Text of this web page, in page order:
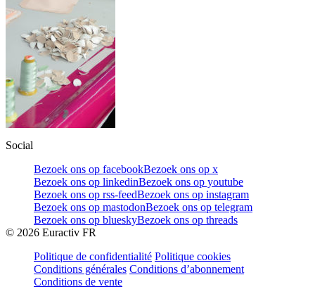
Social
Bezoek ons op facebookBezoek ons op x
Bezoek ons op linkedinBezoek ons op youtube
Bezoek ons op rss-feedBezoek ons op instagram
Bezoek ons op mastodonBezoek ons op telegram
Bezoek ons op blueskyBezoek ons op threads
© 2026 Euractiv FR
Politique de confidentialité Politique cookies
Conditions générales Conditions d’abonnement
Conditions de vente